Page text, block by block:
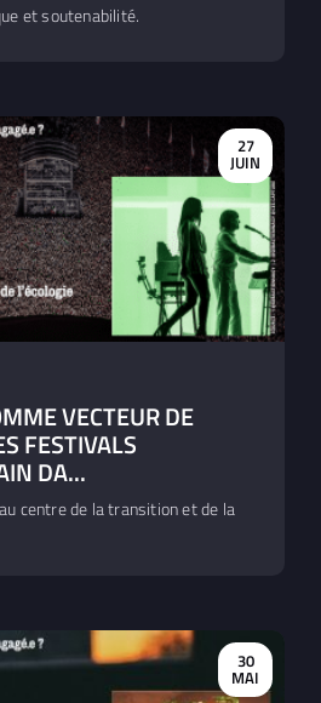
et soutenabilité.
27
JUIN
VECTEUR DE
FESTIVALS
DA...
centre de la transition et de la
30
MAI